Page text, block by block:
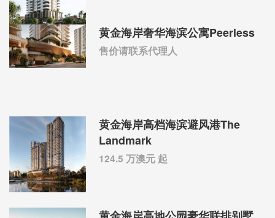
黄金海岸奢华海滨公寓Peerless
售价请联系代理人
黄金海岸高档海滨避风港The
Landmark
124.5 万澳元 起